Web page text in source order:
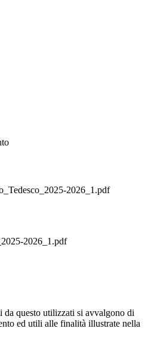
2026_1.pdf
2026_1.pdf
da questo utilizzati si avvalgono di
ed utili alle finalità illustrate nella